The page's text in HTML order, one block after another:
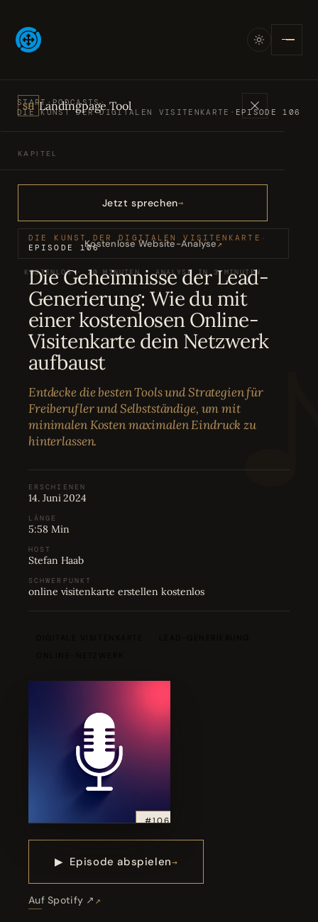
SH Landingpage Tool
KAPITEL
01 Angebote
02 Bücher
Podcasts
04 Bewertungen
Karriere
06 Partnerprogramm
Jetzt sprechen
Kostenlose Website-Analyse↗
KOSTENLOS · 20 MINUTEN · ANALYSE IN 3 MINUTEN
START·PODCASTS·
DIE KUNST DER DIGITALEN VISITENKARTE · EPISODE 106
DIE KUNST DER DIGITALEN VISITENKARTE ·
EPISODE 106
Die Geheimnisse der Lead-
Generierung: Wie du mit
einer kostenlosen Online-
Visitenkarte dein Netzwerk
aufbaust
Entdecke die besten Tools und Strategien für
Freiberufler und Selbstständige, um mit
minimalen Kosten maximalen Eindruck zu
hinterlassen.
ERSCHIENEN
14. Juni 2024
LÄNGE
5:58 Min
HOST
Stefan Haab
SCHWERPUNKT
online visitenkarte erstellen kostenlos
#106
▶ Episode abspielen
Auf Spotify ↗